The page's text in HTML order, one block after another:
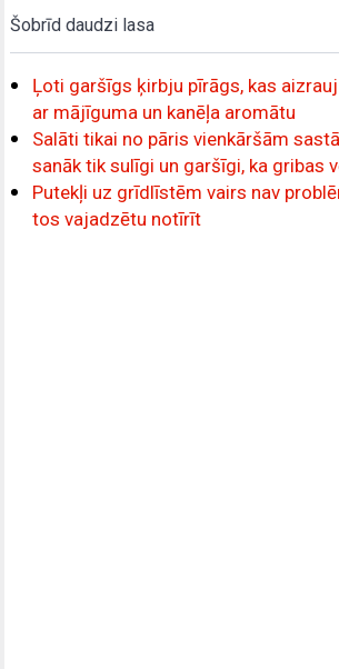
Šobrīd daudzi lasa
Ļoti garšīgs ķirbju pīrāgs, kas
ar mājīguma un kanēļa aromātu
Salāti tikai no pāris vienkāršām
sanāk tik sulīgi un garšīgi, ka gribas
Putekļi uz grīdlīstēm vairs nav
tos vajadzētu notīrīt